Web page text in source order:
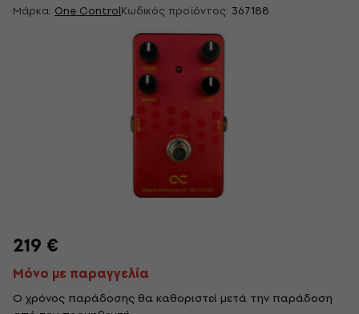
Μάρκα: One ControlΚωδικός προϊόντος: 367188
219 €
Μόνο με παραγγελία
Ο χρόνος παράδοσης θα καθοριστεί μετά την παράδοση